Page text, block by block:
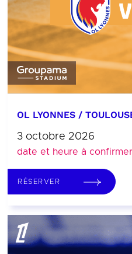
OL LYONNES /
3 octobre 2026
date et heure à confirmer
RÉSERVER